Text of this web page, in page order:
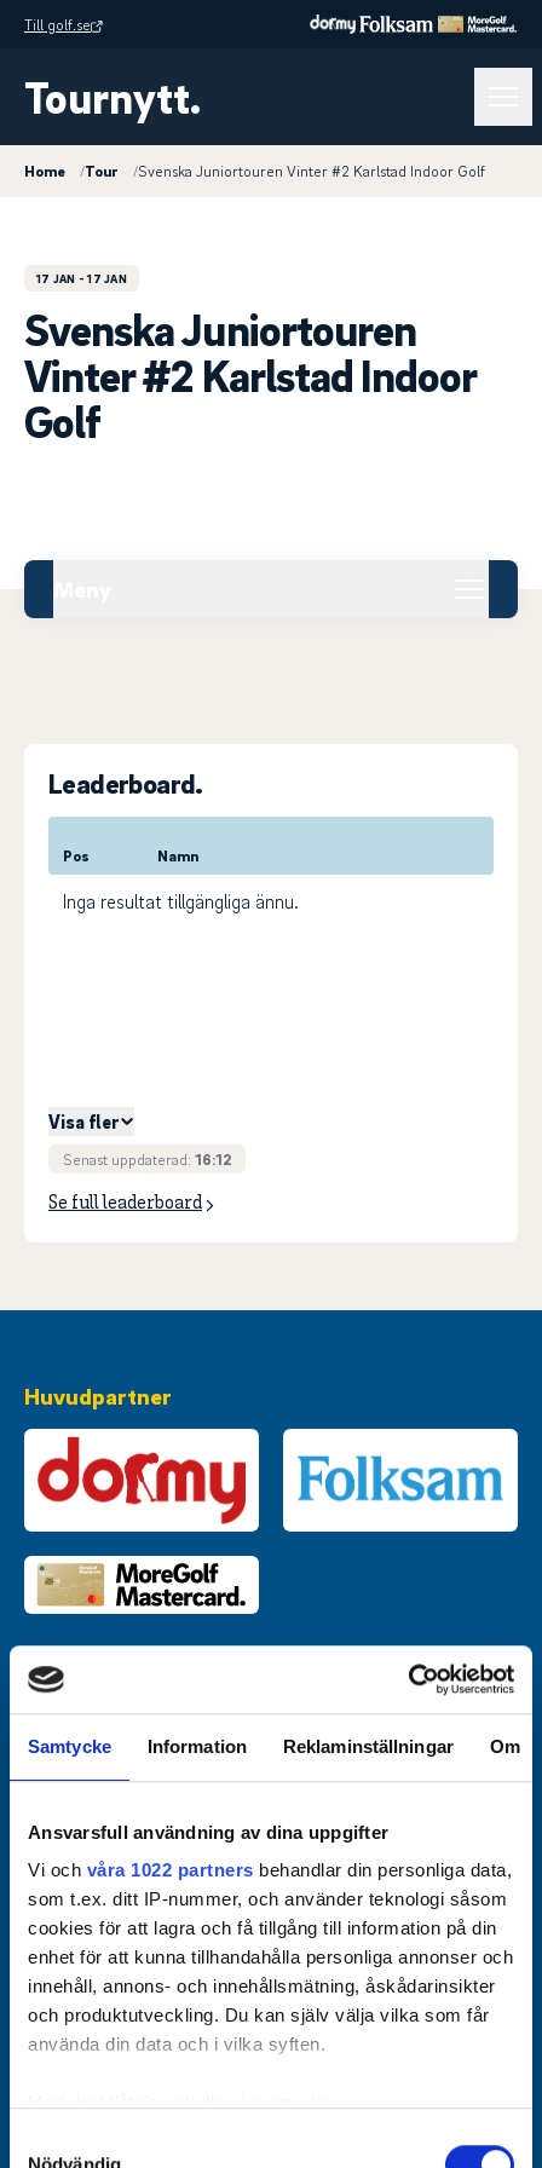
Samtycke Information Reklaminställningar Om
Ansvarsfull användning av dina uppgifter
Vi och våra 1022 partners behandlar din personliga data,
som t.ex. ditt IP-nummer, och använder teknologi såsom
cookies för att lagra och få tillgång till information på din
enhet för att kunna tillhandahålla personliga annonser och
innehåll, annons- och innehållsmätning, åskådarinsikter
och produktutveckling. Du kan själv välja vilka som får
använda din data och i vilka syften.
Nödvändig
Till golf.se
Tournytt.
Home /Tour /Svenska Juniortouren Vinter #2 Karlstad Indoor Golf
17 JAN - 17 JAN
Svenska Juniortouren
Vinter #2 Karlstad Indoor
Golf
Leaderboard.
Pos Namn
Inga resultat tillgängliga ännu.
Visa fler
Senast uppdaterad: 16:12
Se full leaderboard
Huvudpartner
Officiella partners